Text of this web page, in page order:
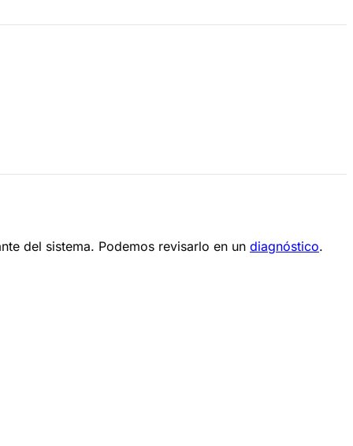
del sistema. Podemos revisarlo en un diagnóstico.